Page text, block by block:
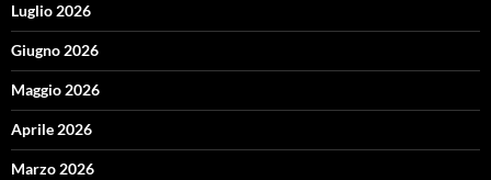
Luglio 2026
Giugno 2026
Maggio 2026
Aprile 2026
Marzo 2026